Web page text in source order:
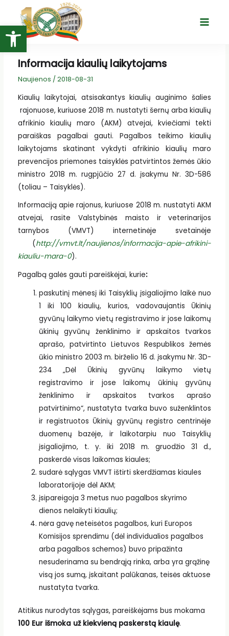
Open toolbar
turinio
Main
Informacija kiaulių laikytojams
Naujienos / 2018-08-31
Kiaulių laikytojai, atsisakantys kiaulių auginimo šalies
rajonuose, kuriuose 2018 m. nustatyti šernų arba kiaulių
afrikinio kiaulių maro (AKM) atvejai, kviečiami tekti
paraiškas pagalbai gauti. Pagalbos teikimo kiaulių
laikytojams skatinant vykdyti afrikinio kiaulių maro
prevencijos priemones taisyklės patvirtintos žemės ūkio
ministro 2018 m. rugpjūčio 27 d. įsakymu Nr. 3D-586
(toliau – Taisyklės).
Informaciją apie rajonus, kuriuose 2018 m. nustatyti AKM
atvejai, rasite Valstybinės maisto ir veterinarijos
tarnybos (VMVT) internetinėje svetainėje
(http://vmvt.lt/naujienos/informacija-apie-afrikini-
kiauliu-mara-0).
Pagalbą galės gauti pareiškėjai, kurie:
paskutinį mėnesį iki Taisyklių įsigaliojimo laikė nuo
1 iki 100 kiaulių, kurios, vadovaujantis Ūkinių
gyvūnų laikymo vietų registravimo ir jose laikomų
ūkinių gyvūnų ženklinimo ir apskaitos tvarkos
aprašo, patvirtinto Lietuvos Respublikos žemės
ūkio ministro 2003 m. birželio 16 d. įsakymu Nr. 3D-
234 „Dėl Ūkinių gyvūnų laikymo vietų
registravimo ir jose laikomų ūkinių gyvūnų
ženklinimo ir apskaitos tvarkos aprašo
patvirtinimo“, nustatyta tvarka buvo suženklintos
ir registruotos Ūkinių gyvūnų registro centrinėje
duomenų bazėje, ir laikotarpiu nuo Taisyklių
įsigaliojimo, t. y. iki 2018 m. gruodžio 31 d.,
paskerdė visas laikomas kiaules;
sudarė sąlygas VMVT ištirti skerdžiamas kiaules
laboratorijoje dėl AKM;
įsipareigoja 3 metus nuo pagalbos skyrimo
dienos nelaikyti kiaulių;
nėra gavę neteisėtos pagalbos, kuri Europos
Komisijos sprendimu (dėl individualios pagalbos
arba pagalbos schemos) buvo pripažinta
nesuderinama su bendrąją rinka, arba yra grąžinę
visą jos sumą, įskaitant palūkanas, teisės aktuose
nustatyta tvarka.
Atitikus nurodytas sąlygas, pareiškėjams bus mokama
100 Eur išmoka už kiekvieną paskerstą kiaulę.